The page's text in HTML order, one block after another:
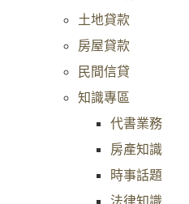
土地貸款
房屋貸款
民間信貸
知識專區
代書業務
房產知識
時事話題